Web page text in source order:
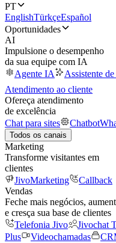
PT
EnglishTürkçeEspañol
Oportunidades
AI
Impulsione o desempenho
da sua equipe com IA
Agente IA
Assistente
Atendimento ao cliente
Ofereça atendimento
de excelência
Chat para sites
Chatbot
Todos os canais
Marketing
Transforme visitantes em
clientes
JivoMarketing
Callback
Vendas
Feche mais negócios,
e cresça sua base de clientes
Telefonia Jivo
Jivochat
Plus
Videochamadas